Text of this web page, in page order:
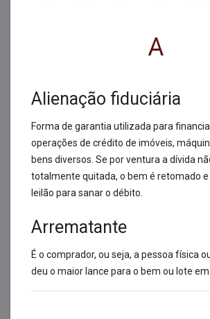
A
Alienação fiduciária
Forma de garantia utilizada para
operações de crédito de imóveis,
bens diversos. Se por ventura a dívida
totalmente quitada, o bem é retomado
leilão para sanar o débito.
Arrematante
É o comprador, ou seja, a pessoa física
deu o maior lance para o bem ou lote em